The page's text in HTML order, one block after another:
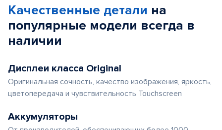
Качественные детали на
популярные модели всегда в
наличии
Дисплеи класса Original
Оригинальная сочность, качество изображения, яркость,
цветопередача и чувствительность Touchscreen
Аккумуляторы